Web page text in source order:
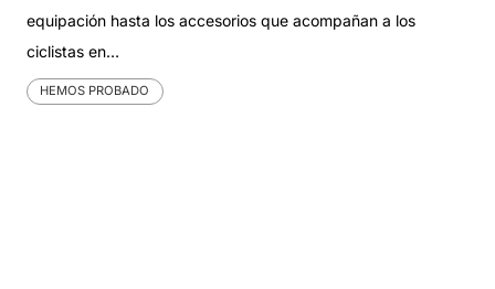
equipación hasta los accesorios que acompañan a los
ciclistas en…
HEMOS PROBADO